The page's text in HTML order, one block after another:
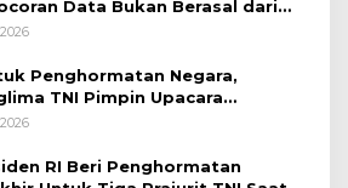
Data Bukan Berasal dari
Disdukcapil
Penghormatan Negara,
TNI Pimpin Upacara
Militer
RI Beri Penghormatan